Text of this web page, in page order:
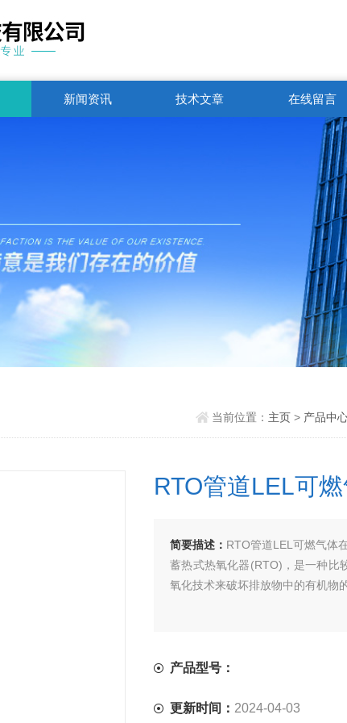
新闻资讯 技术文章 在线留言
当前位置： 主页 > 产品中
RTO管道LEL可
简要描述： RTO管道LEL可燃气体
蓄热式热氧化器(RTO)，是一种比
氧化技术来破坏排放物中的有机物
产品型号：
更新时间： 2024-04-03